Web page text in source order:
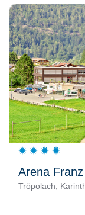
Arena
Tröpolach,